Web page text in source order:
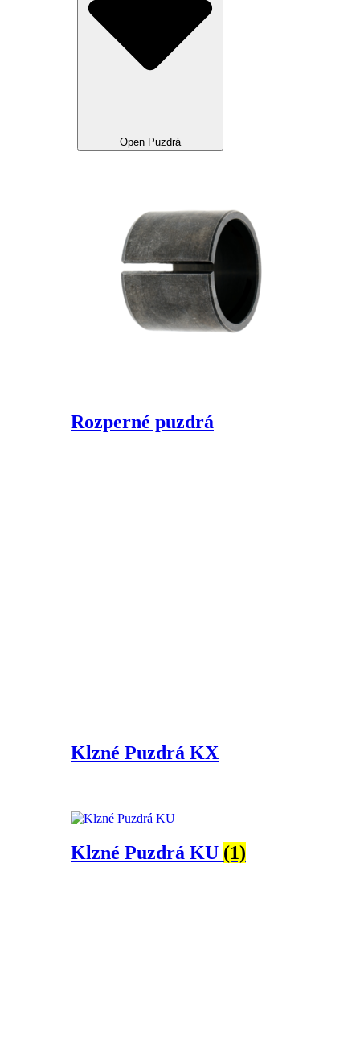
Open Puzdrá
Rozperné puzdrá
Klzné Puzdrá KX
Klzné Puzdrá KU (1)